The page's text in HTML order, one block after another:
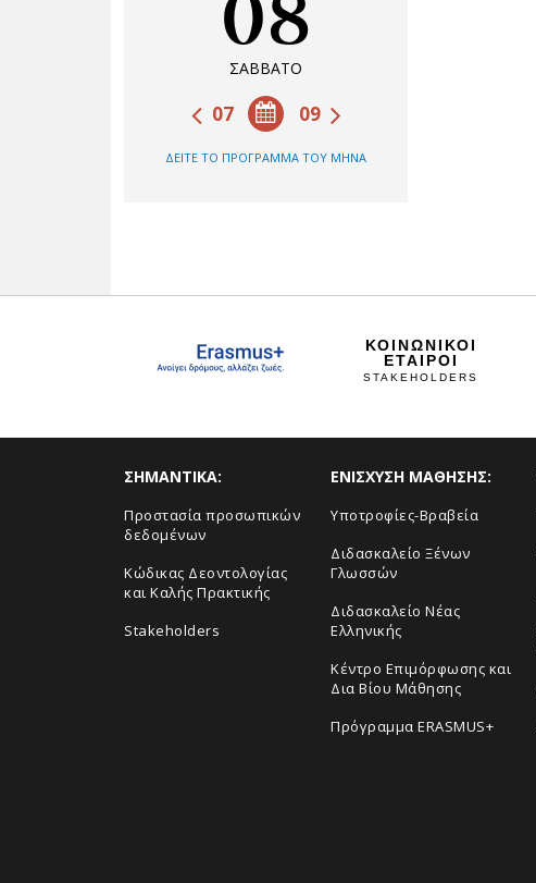
08
ΣΑΒΒΑΤΟ
09
07
ΔΕΙΤΕ ΤΟ ΠΡΟΓΡΑΜΜΑ ΤΟΥ ΜΗΝΑ
ΚΟΙΝΩΝΙΚΟΙ
ΕΤΑΙΡΟΙ
STAKEHOLDERS
ΣHMANTIKA:
Προστασία προσωπικών
δεδομένων
Κώδικας Δεοντολογίας
και Καλής Πρακτικής
Stakeholders
ΕΝΙΣΧΥΣΗ ΜΑΘΗΣΗΣ:
Yποτροφίες-Βραβεία
Διδασκαλείο Ξένων
Γλωσσών
Διδασκαλείο Νέας
Ελληνικής
Κέντρο Επιμόρφωσης και
Δια Βίου Μάθησης
Πρόγραμμα ERASMUS+